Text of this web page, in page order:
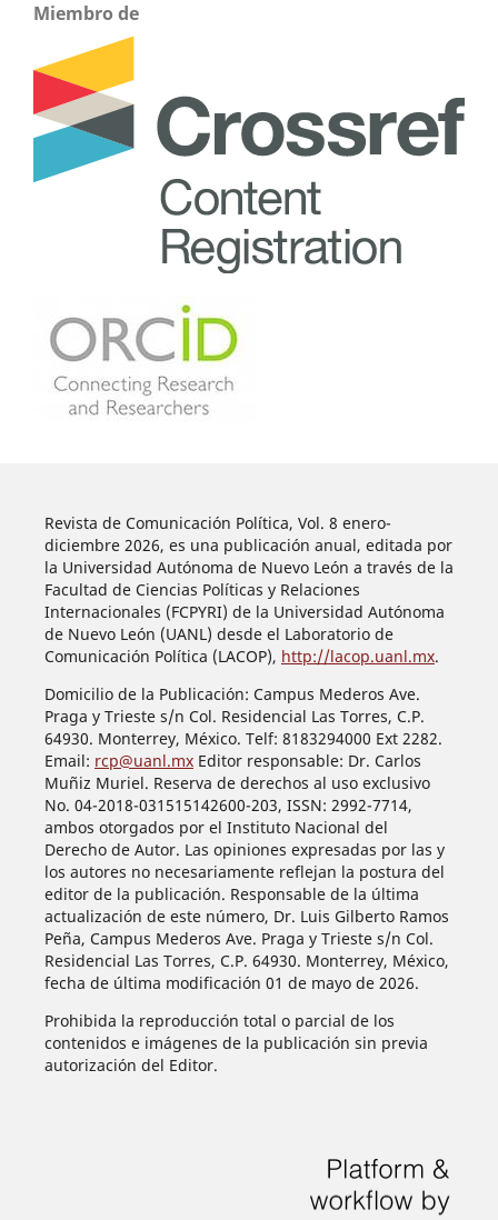
Miembro de
Revista de Comunicación Política, Vol. 8 enero-
diciembre 2026, es una publicación anual, editada por
la Universidad Autónoma de Nuevo León a través de la
Facultad de Ciencias Políticas y Relaciones
Internacionales (FCPYRI) de la Universidad Autónoma
de Nuevo León (UANL) desde el Laboratorio de
Comunicación Política (LACOP), http://lacop.uanl.mx.
Domicilio de la Publicación: Campus Mederos Ave.
Praga y Trieste s/n Col. Residencial Las Torres, C.P.
64930. Monterrey, México. Telf: 8183294000 Ext 2282.
Email: rcp@uanl.mxEditor responsable: Dr. Carlos
Muñiz Muriel. Reserva de derechos al uso exclusivo
No. 04-2018-031515142600-203, ISSN: 2992-7714,
ambos otorgados por el Instituto Nacional del
Derecho de Autor. Las opiniones expresadas por las y
los autores no necesariamente reflejan la postura del
editor de la publicación. Responsable de la última
actualización de este número, Dr. Luis Gilberto Ramos
Peña, Campus Mederos Ave. Praga y Trieste s/n Col.
Residencial Las Torres, C.P. 64930. Monterrey, México,
fecha de última modificación 01 de mayo de 2026.
Prohibida la reproducción total o parcial de los
contenidos e imágenes de la publicación sin previa
autorización del Editor.